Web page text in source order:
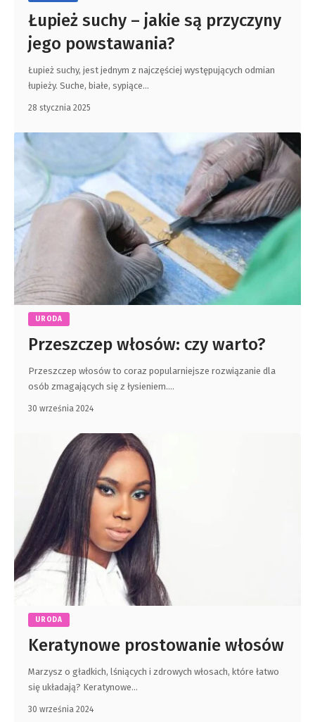
Łupież suchy – jakie są przyczyny
jego powstawania?
Łupież suchy, jest jednym z najczęściej występujących odmian
łupieży. Suche, białe, sypiące…
28 stycznia 2025
URODA
Przeszczep włosów: czy warto?
Przeszczep włosów to coraz popularniejsze rozwiązanie dla
osób zmagających się z łysieniem.…
30 września 2024
URODA
Keratynowe prostowanie włosów
Marzysz o gładkich, lśniących i zdrowych włosach, które łatwo
się układają? Keratynowe…
30 września 2024